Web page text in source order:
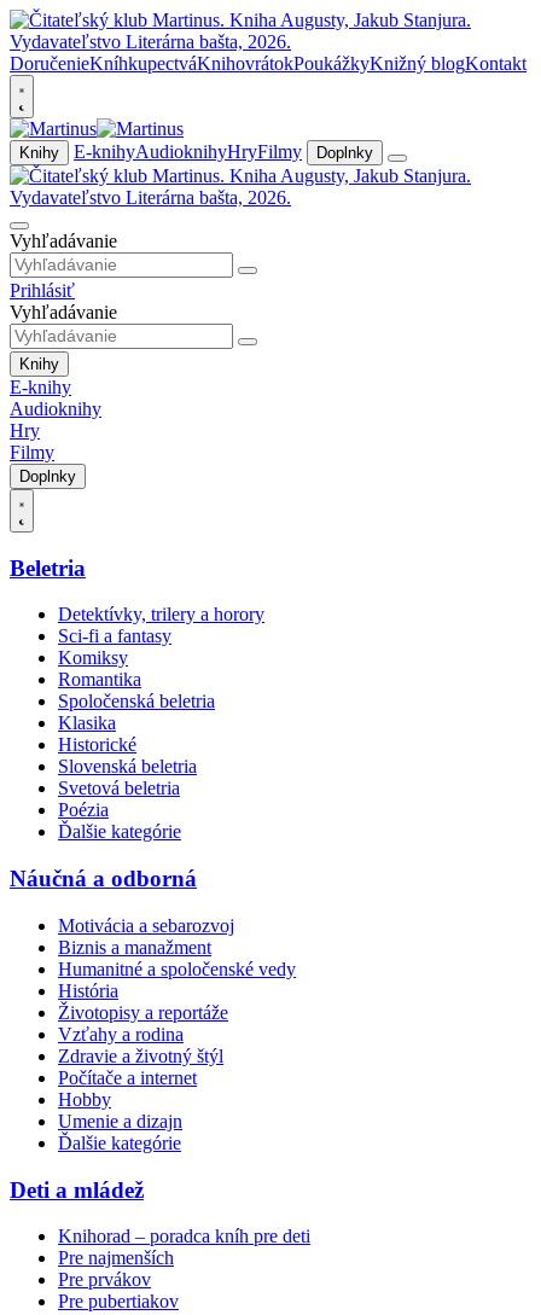
DoručenieKníhkupectváKnihovrátokPoukážkyKnižný blogKontakt
Knihy E-knihyAudioknihyHryFilmy Doplnky
Vyhľadávanie
Prihlásiť
Vyhľadávanie
Knihy
E-knihy
Audioknihy
Hry
Filmy
Doplnky
Beletria
Detektívky, trilery a horory
Sci-fi a fantasy
Komiksy
Romantika
Spoločenská beletria
Klasika
Historické
Slovenská beletria
Svetová beletria
Poézia
Ďalšie kategórie
Náučná a odborná
Motivácia a sebarozvoj
Biznis a manažment
Humanitné a spoločenské vedy
História
Životopisy a reportáže
Vzťahy a rodina
Zdravie a životný štýl
Počítače a internet
Hobby
Umenie a dizajn
Ďalšie kategórie
Deti a mládež
Knihorad – poradca kníh pre deti
Pre najmenších
Pre prvákov
Pre pubertiakov